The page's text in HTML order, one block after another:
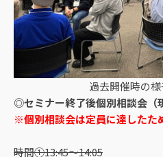
過去開催時の様
◎セミナー終了後個別相談会（
※個別相談会は定員に達したた
時間①13:45～14:05